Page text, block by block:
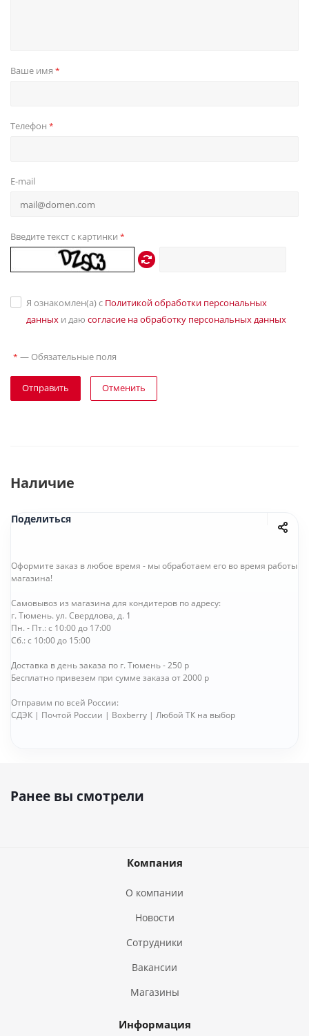
Ваше имя *
Телефон *
E-mail
Введите текст с картинки *
Я ознакомлен(а) с Политикой обработки персональных
данных и даю согласие на обработку персональных данных
* — Обязательные поля
Отправить Отменить
Наличие
Поделиться
Оформите заказ в любое время - мы обработаем его во время работы
магазина!
Самовывоз из магазина для кондитеров по адресу:
г. Тюмень. ул. Свердлова, д. 1
Пн. - Пт.: с 10:00 до 17:00
Сб.: с 10:00 до 15:00
Доставка в день заказа по г. Тюмень - 250 р
Бесплатно привезем при сумме заказа от 2000 р
Отправим по всей России:
СДЭК | Почтой России | Boxberry | Любой ТК на выбор
Ранее вы смотрели
Компания
О компании
Новости
Сотрудники
Вакансии
Магазины
Информация